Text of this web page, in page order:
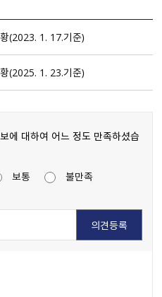
（2023. 1. 17.기준）
（2025. 1. 23.기준）
에 대하여 어느 정도 만족하셨습
보통
불만족